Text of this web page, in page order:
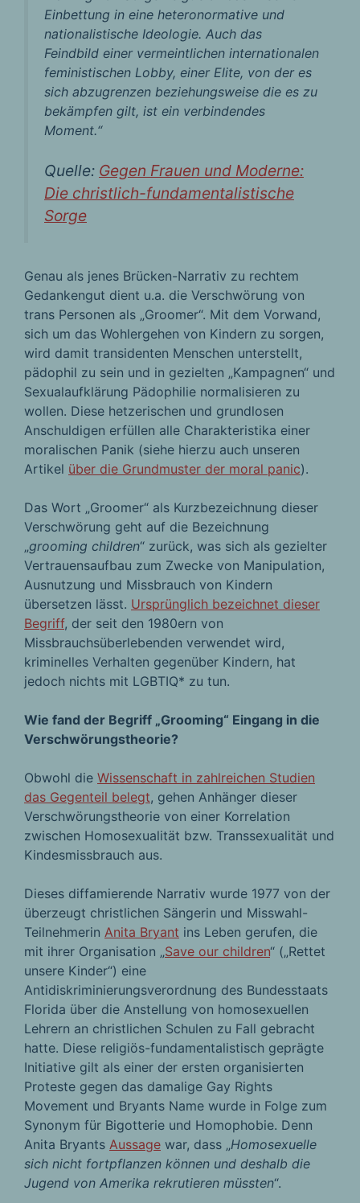
Einbettung in eine heteronormative und
nationalistische Ideologie. Auch das
Feindbild einer vermeintlichen internationalen
feministischen Lobby, einer Elite, von der es
sich abzugrenzen beziehungsweise die es zu
bekämpfen gilt, ist ein verbindendes
Moment.“
Quelle: Gegen Frauen und Moderne:
Die christlich-fundamentalistische
Sorge
Genau als jenes Brücken-Narrativ zu rechtem
Gedankengut dient u.a. die Verschwörung von
trans Personen als „Groomer“. Mit dem Vorwand,
sich um das Wohlergehen von Kindern zu sorgen,
wird damit transidenten Menschen unterstellt,
pädophil zu sein und in gezielten „Kampagnen“ und
Sexualaufklärung Pädophilie normalisieren zu
wollen. Diese hetzerischen und grundlosen
Anschuldigen erfüllen alle Charakteristika einer
moralischen Panik (siehe hierzu auch unseren
Artikel über die Grundmuster der moral panic).
Das Wort „Groomer“ als Kurzbezeichnung dieser
Verschwörung geht auf die Bezeichnung
„grooming children“ zurück, was sich als gezielter
Vertrauensaufbau zum Zwecke von Manipulation,
Ausnutzung und Missbrauch von Kindern
übersetzen lässt. Ursprünglich bezeichnet dieser
Begriff, der seit den 1980ern von
Missbrauchsüberlebenden verwendet wird,
kriminelles Verhalten gegenüber Kindern, hat
jedoch nichts mit LGBTIQ* zu tun.
Wie fand der Begriff „Grooming“ Eingang in die
Verschwörungstheorie?
Obwohl die Wissenschaft in zahlreichen Studien
das Gegenteil belegt, gehen Anhänger dieser
Verschwörungstheorie von einer Korrelation
zwischen Homosexualität bzw. Transsexualität und
Kindesmissbrauch aus.
Dieses diffamierende Narrativ wurde 1977 von der
überzeugt christlichen Sängerin und Misswahl-
Teilnehmerin Anita Bryant ins Leben gerufen, die
mit ihrer Organisation „Save our children“ („Rettet
unsere Kinder“) eine
Antidiskriminierungsverordnung des Bundesstaats
Florida über die Anstellung von homosexuellen
Lehrern an christlichen Schulen zu Fall gebracht
hatte. Diese religiös-fundamentalistisch geprägte
Initiative gilt als einer der ersten organisierten
Proteste gegen das damalige Gay Rights
Movement und Bryants Name wurde in Folge zum
Synonym für Bigotterie und Homophobie. Denn
Anita Bryants Aussage war, dass „Homosexuelle
sich nicht fortpflanzen können und deshalb die
Jugend von Amerika rekrutieren müssten“.